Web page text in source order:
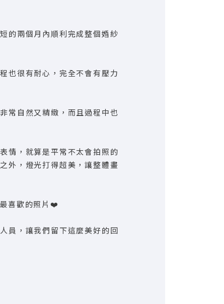
的兩個月內順利完成整個婚紗
也很有耐心，完全不會有壓力
常自然又精緻，而且過程中也
情，就算是平常不太會拍照的
外，燈光打得超美，讓整體畫
喜歡的照片❤️
員，讓我們留下這麼美好的回